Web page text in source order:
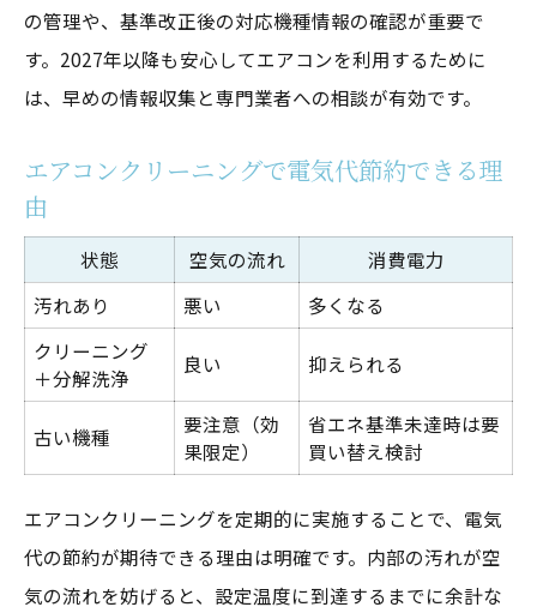
の管理や、基準改正後の対応機種情報の確認が重要で
す。2027年以降も安心してエアコンを利用するために
は、早めの情報収集と専門業者への相談が有効です。
エアコンクリーニングで電気代節約できる理
由
状態 空気の流れ
消費電力
汚れあり
悪い
多くなる
クリーニング
＋分解洗浄
良い 抑えられる
古い機種
要注意（効
果限定）
省エネ基準未達時は要
買い替え検討
エアコンクリーニングを定期的に実施することで、電気
代の節約が期待できる理由は明確です。内部の汚れが空
気の流れを妨げると、設定温度に到達するまでに余計な